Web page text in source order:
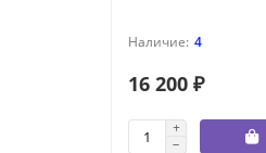
4
16 200 ₽